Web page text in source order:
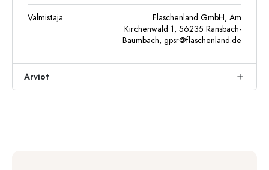
Valmistaja
Flaschenland GmbH, Am
Kirchenwald 1, 56235 Ransbach-
Baumbach, gpsr@flaschenland.de
Arviot